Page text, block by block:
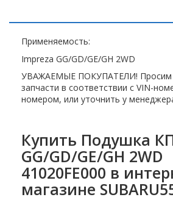
Применяемость:
Impreza GG/GD/GE/GH 2WD
УВАЖАЕМЫЕ ПОКУПАТЕЛИ! Просим
запчасти в соответствии с VIN-
номером, или уточнить у
Купить Подушка
GG/GD/GE/GH 2WD
41020FE000 в
магазине